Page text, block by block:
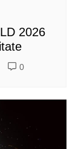
2026
0